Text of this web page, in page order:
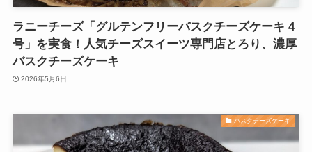
ラニーチーズ「グルテンフリーバスクチーズケーキ 4
号」を実食！人気チーズスイーツ専門店とろり、濃厚
バスクチーズケーキ
2026年5月6日
バスクチーズケーキ